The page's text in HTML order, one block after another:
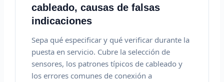
cableado, causas de falsas
indicaciones
Sepa qué especificar y qué verificar durante la
puesta en servicio. Cubre la selección de
sensores, los patrones típicos de cableado y
los errores comunes de conexión a